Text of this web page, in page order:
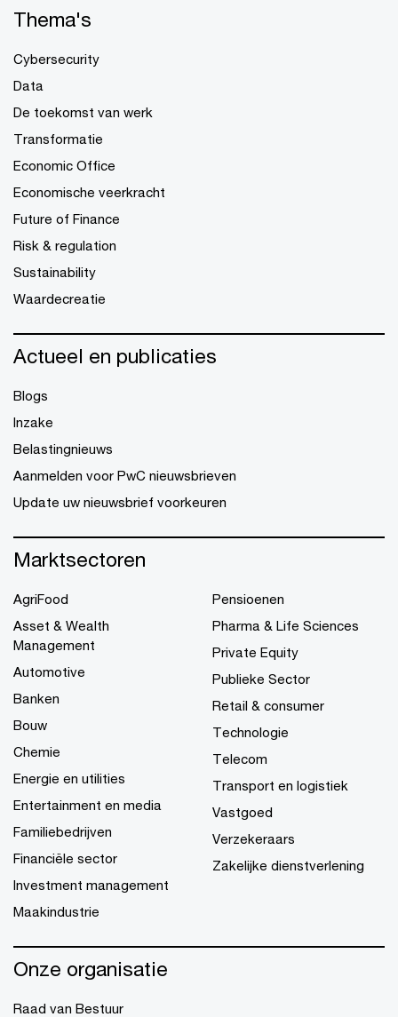
Thema's
Cybersecurity
Data
De toekomst van werk
Transformatie
Economic Office
Economische veerkracht
Future of Finance
Risk & regulation
Sustainability
Waardecreatie
Actueel en publicaties
Blogs
Inzake
Belastingnieuws
Aanmelden voor PwC nieuwsbrieven
Update uw nieuwsbrief voorkeuren
Marktsectoren
AgriFood
Asset & Wealth
Management
Automotive
Banken
Bouw
Chemie
Energie en utilities
Entertainment en media
Familiebedrijven
Financiële sector
Investment management
Maakindustrie
Pensioenen
Pharma & Life Sciences
Private Equity
Publieke Sector
Retail & consumer
Technologie
Telecom
Transport en logistiek
Vastgoed
Verzekeraars
Zakelijke dienstverlening
Onze organisatie
Raad van Bestuur